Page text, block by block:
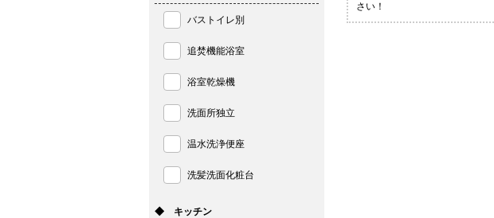
さい！
バストイレ別
追焚機能浴室
浴室乾燥機
洗面所独立
温水洗浄便座
洗髪洗面化粧台
◆ キッチン